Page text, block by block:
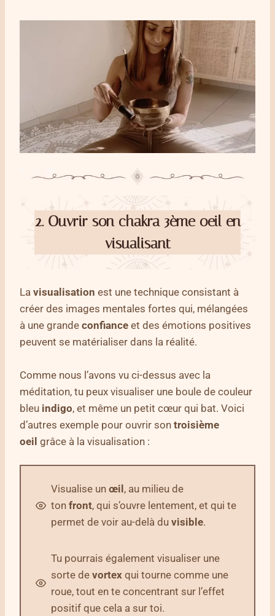
2. Ouvrir son chakra 3ème oeil en
visualisant
La visualisation est une technique consistant à
créer des images mentales fortes qui, mélangées
à une grande confiance et des émotions positives
peuvent se matérialiser dans la réalité.
Comme nous l’avons vu ci-dessus avec la
méditation, tu peux visualiser une boule de couleur
bleu indigo, et même un petit cœur qui bat. Voici
d’autres exemple pour ouvrir son troisième
oeil grâce à la visualisation :
Visualise un œil, au milieu de
ton front, qui s’ouvre lentement, et qui te
permet de voir au-delà du visible.
Tu pourrais également visualiser une
sorte de vortex qui tourne comme une
roue, tout en te concentrant sur l’effet
positif que cela a sur toi.